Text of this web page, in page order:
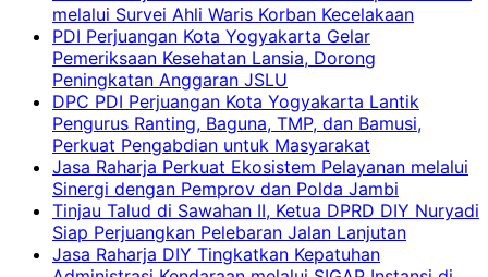
melalui Survei Ahli Waris Korban Kecelakaan
PDI Perjuangan Kota Yogyakarta Gelar
Pemeriksaan Kesehatan Lansia, Dorong
Peningkatan Anggaran JSLU
DPC PDI Perjuangan Kota Yogyakarta Lantik
Pengurus Ranting, Baguna, TMP, dan Bamusi,
Perkuat Pengabdian untuk Masyarakat
Jasa Raharja Perkuat Ekosistem Pelayanan melalui
Sinergi dengan Pemprov dan Polda Jambi
Tinjau Talud di Sawahan II, Ketua DPRD DIY Nuryadi
Siap Perjuangkan Pelebaran Jalan Lanjutan
Jasa Raharja DIY Tingkatkan Kepatuhan